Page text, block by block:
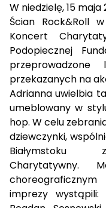
W niedzielę, 15 maja
Ścian Rock&Roll
Koncert
Podopiecznej
przekazanych na
Adrianna uwielbia
umeblowany w
hop. W celu
dziewczynki,
Białymstoku
Charytatywny.
imprezy wystąpili: